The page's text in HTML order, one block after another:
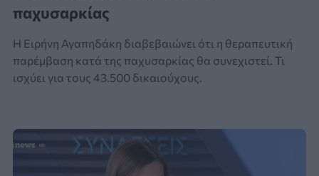
παχυσαρκίας
Η Ειρήνη Αγαπηδάκη διαβεβαιώνει ότι η θεραπευτική
παρέμβαση κατά της παχυσαρκίας θα συνεχιστεί. Τι
ισχύει για τους 43.500 δικαιούχους.